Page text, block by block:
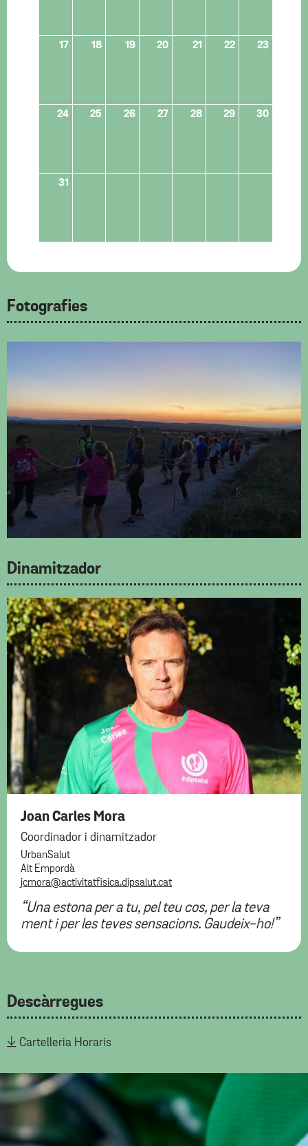
17 18 19 20 21 22 23
24 25 26 27 28 29 30
31
Fotografies
Dinamitzador
Joan Carles Mora
Coordinador i dinamitzador
UrbanSalut
Alt Empordà
jcmora@activitatfisica.dipsalut.cat
“Una estona per a tu, pel teu cos, per la teva
ment i per les teves sensacions. Gaudeix-ho!”
Descàrregues
Cartelleria Horaris